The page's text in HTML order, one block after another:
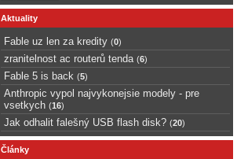
Aktuality
Fable uz len za kredity (0)
zranitelnost ac routerů tenda (6)
Fable 5 is back (5)
Anthropic vypol najvykonejsie modely - pre
vsetkych (16)
Jak odhalit falešný USB flash disk? (20)
Články